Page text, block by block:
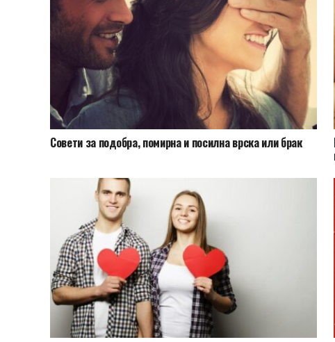
Совети за подобра, помирна и посилна врска или брак